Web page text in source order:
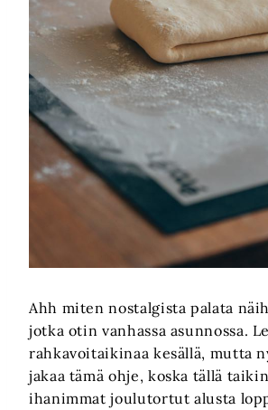
Ahh miten nostalgista palata
jotka otin vanhassa asunnossa.
rahkavoitaikinaa kesällä, mutta
jakaa tämä ohje, koska tällä
ihanimmat joulutortut alusta